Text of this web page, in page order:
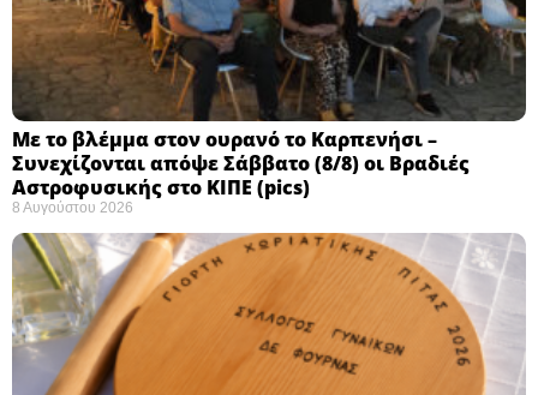
Με το βλέμμα στον ουρανό το Καρπενήσι –
Συνεχίζονται απόψε Σάββατο (8/8) οι Βραδιές
Αστροφυσικής στο ΚΙΠΕ (pics)
8 Αυγούστου 2026